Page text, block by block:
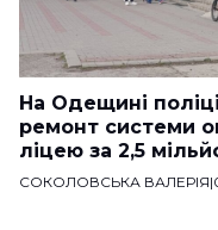
На Одещині
ремонт системи
ліцею за 2,5
СОКОЛОВСЬКА ВАЛЕРІЯ|